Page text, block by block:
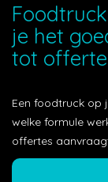
je het
tot offerte
Een foodtruck op
welke formule
offertes